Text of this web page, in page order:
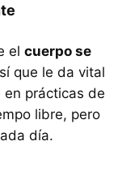
el cuerpo se
que le da vital
prácticas de
libre, pero
día.